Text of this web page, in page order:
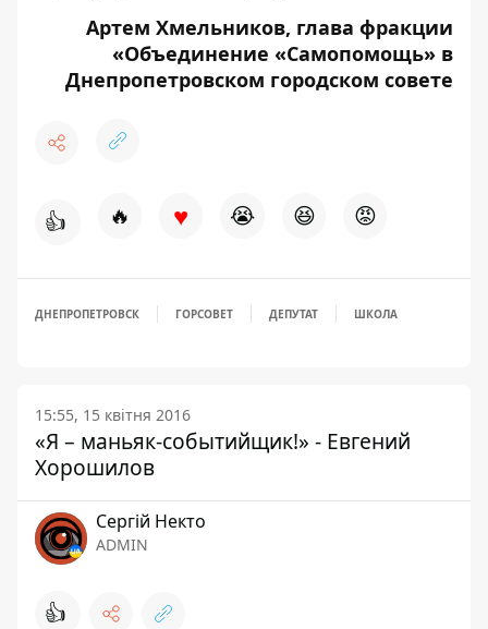
Артем Хмельников, глава фракции
«Объединение «Самопомощь» в
Днепропетровском городском совете
👍 🔥 ♥ 😭 😆 😡
ДНЕПРОПЕТРОВСК ГОРСОВЕТ ДЕПУТАТ ШКОЛА
15:55, 15 квітня 2016
«Я – маньяк-событийщик!» - Евгений
Хорошилов
Сергій Некто
ADMIN
👍